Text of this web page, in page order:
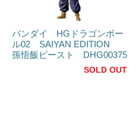
バンダイ HGドラゴンボー
ル02 SAIYAN EDITION
孫悟飯ビースト DHG00375
SOLD OUT